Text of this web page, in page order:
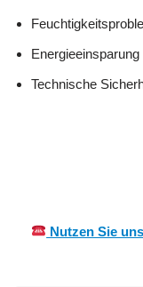
Technische
Nutzen Sie